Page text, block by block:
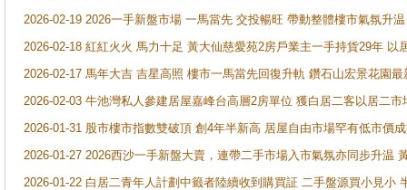
2026-02-19 2026一手新盤市場 一馬當先 交投暢旺 帶動整體樓市氣氛升
2026-02-18 紅紅火火 馬力十足 黃大仙慈愛苑2房戶業主一手持貨29年 以
2026-02-17 馬年大吉 吉星高照 樓市一馬當先回復升軌 鑽石山宏景花園
2026-02-03 牛池灣私人參建居屋嘉峰台高層2房單位 獲白居二客以居二市
2026-01-31 股市樓市指數雙破頂 創4年半新高 居屋自由市場罕有低市價
2026-01-27 2026西沙一手新盤大賣，連帶二手市場入市氣氛亦同步升温
2026-01-22 白居二青年人計劃中籤者陸續收到購買証 二手盤源買小見小